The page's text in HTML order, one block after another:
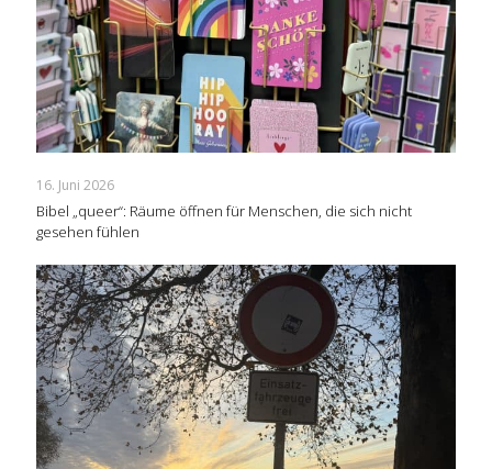
16. Juni 2026
Bibel „queer“: Räume öffnen für Menschen, die sich nicht
gesehen fühlen